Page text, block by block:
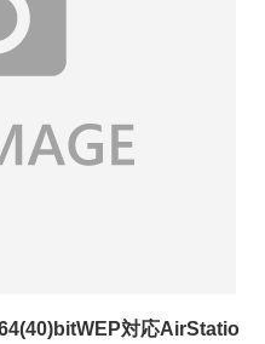
対応AirStatio